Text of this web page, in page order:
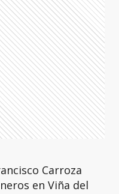
Carroza
en Viña del